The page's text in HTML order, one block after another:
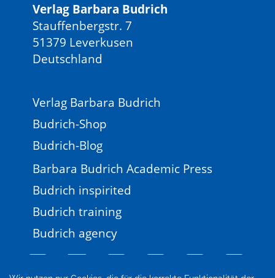
Verlag Barbara Budrich
Stauffenbergstr. 7
51379 Leverkusen
Deutschland
Verlag Barbara Budrich
Budrich-Shop
Budrich-Blog
Barbara Budrich Academic Press
Budrich inspirited
Budrich training
Budrich agency